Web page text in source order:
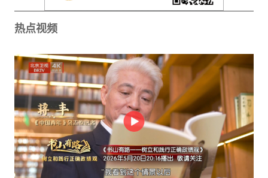
热点视频